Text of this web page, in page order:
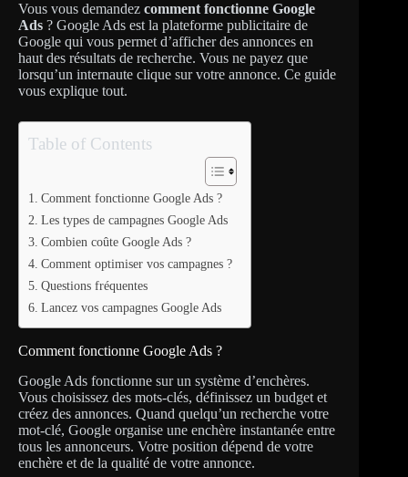
Vous vous demandez comment fonctionne Google
Ads ? Google Ads est la plateforme publicitaire de
Google qui vous permet d’afficher des annonces en
haut des résultats de recherche. Vous ne payez que
lorsqu’un internaute clique sur votre annonce. Ce guide
vous explique tout.
Table of Contents
Comment fonctionne Google Ads ?
Les types de campagnes Google Ads
Combien coûte Google Ads ?
Comment optimiser vos campagnes ?
Questions fréquentes
Lancez vos campagnes Google Ads
Comment fonctionne Google Ads ?
Google Ads fonctionne sur un système d’enchères.
Vous choisissez des mots-clés, définissez un budget et
créez des annonces. Quand quelqu’un recherche votre
mot-clé, Google organise une enchère instantanée entre
tous les annonceurs. Votre position dépend de votre
enchère et de la qualité de votre annonce.